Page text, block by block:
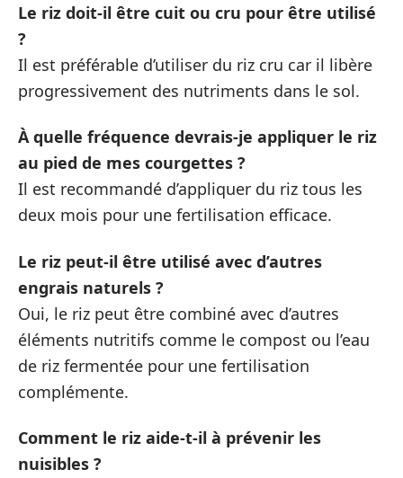
Le riz doit-il être cuit ou cru pour être utilisé
?
Il est préférable d’utiliser du riz cru car il libère
progressivement des nutriments dans le sol.
À quelle fréquence devrais-je appliquer le riz
au pied de mes courgettes ?
Il est recommandé d’appliquer du riz tous les
deux mois pour une fertilisation efficace.
Le riz peut-il être utilisé avec d’autres
engrais naturels ?
Oui, le riz peut être combiné avec d’autres
éléments nutritifs comme le compost ou l’eau
de riz fermentée pour une fertilisation
complémente.
Comment le riz aide-t-il à prévenir les
nuisibles ?